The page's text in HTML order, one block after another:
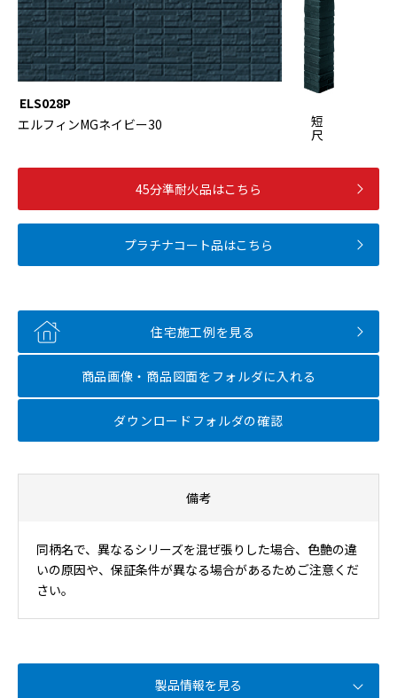
短
尺
ELS028P
エルフィンMGネイビー30
45分準耐火品はこちら
プラチナコート品はこちら
住宅施工例を見る
商品画像・商品図面を フォルダに入れる
ダウンロードフォルダの確認
備考
同柄名で、異なるシリーズを混ぜ張りした場合、色艶の違
いの原因や、保証条件が異なる場合があるためご注意くだ
さい。
製品情報を見る